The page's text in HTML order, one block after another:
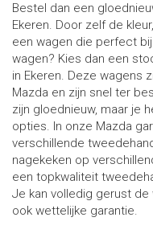
Bestel dan een
Ekeren. Door zelf de
een wagen die perfect
wagen? Kies dan een
in Ekeren. Deze wagens
Mazda en zijn snel ter
zijn gloednieuw, maar je
opties. In onze Mazda
verschillende
nagekeken op
een topkwaliteit
Je kan volledig gerust
ook wettelijke garantie.